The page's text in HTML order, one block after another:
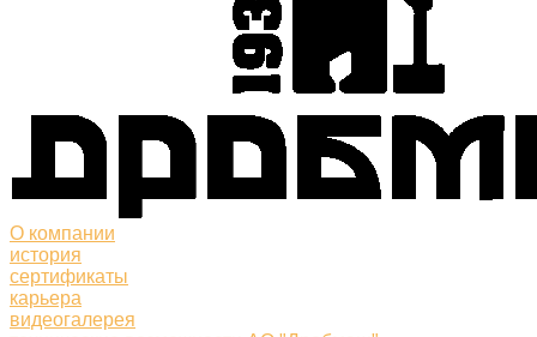
О компании
история
сертификаты
карьера
видеогалерея